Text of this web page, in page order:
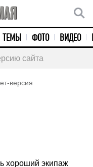
ТЕМЫ ФОТО ВИДЕО
сайта
версия
хороший экипаж